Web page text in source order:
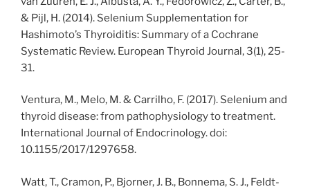
& Pijl, H. (2014). Selenium Supplementation for
Hashimoto’s Thyroiditis: Summary of a Cochrane
Systematic Review. European Thyroid Journal, 3(1), 25-
31.
Ventura, M., Melo, M. & Carrilho, F. (2017). Selenium and
thyroid disease: from pathophysiology to treatment.
International Journal of Endocrinology. doi:
10.1155/2017/1297658.
Watt, T., Cramon, P., Bjorner, J. B., Bonnema, S. J., Feldt-